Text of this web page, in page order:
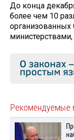
До конца
более чем 10
Рекомендуемые